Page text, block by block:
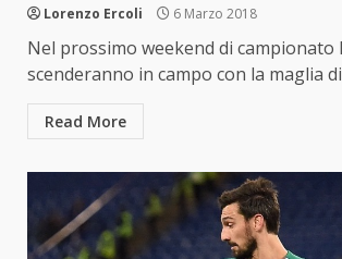
Lorenzo Ercoli 6 Marzo 2018
Nel prossimo weekend di campionato
scenderanno in campo con la maglia
Read More